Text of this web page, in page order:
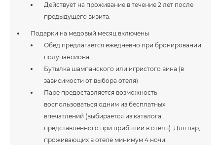
Действует на проживание в течение 2 лет после
предыдущего визита.
Подарки на медовый месяц включены
Обед предлагается ежедневно при бронировании
полупансиона.
Бутылка шампанского или игристого вина (в
зависимости от выбора отеля)
Паре предоставляется возможность
воспользоваться одним из бесплатных
впечатлений (выбирается из каталога,
представленного при прибытии в отель). Для пар,
проживающих в отеле минимум 4 ночи.